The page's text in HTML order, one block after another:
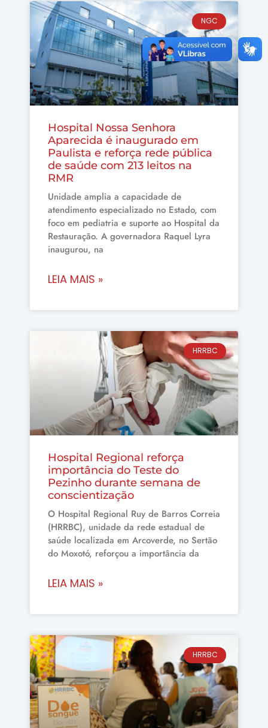
NGC
Hospital Nossa Senhora
Aparecida é inaugurado em
Paulista e reforça rede pública
de saúde com 213 leitos na
RMR
Unidade amplia a capacidade de
atendimento especializado no Estado, com
foco em pediatria e suporte ao Hospital da
Restauração. A governadora Raquel Lyra
inaugurou, na
LEIA MAIS »
HRRBC
Hospital Regional reforça
importância do Teste do
Pezinho durante semana de
conscientização
O Hospital Regional Ruy de Barros Correia
(HRRBC), unidade da rede estadual de
saúde localizada em Arcoverde, no Sertão
do Moxotó, reforçou a importância da
LEIA MAIS »
HRRBC